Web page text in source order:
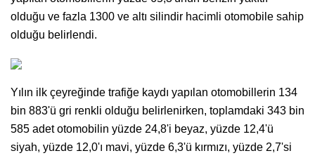
olduğu ve fazla 1300 ve altı silindir hacimli otomobile sahip
olduğu belirlendi.
Yılın ilk çeyreğinde trafiğe kaydı yapılan otomobillerin 134
bin 883'ü gri renkli olduğu belirlenirken, toplamdaki 343 bin
585 adet otomobilin yüzde 24,8'i beyaz, yüzde 12,4'ü
siyah, yüzde 12,0'ı mavi, yüzde 6,3'ü kırmızı, yüzde 2,7'si